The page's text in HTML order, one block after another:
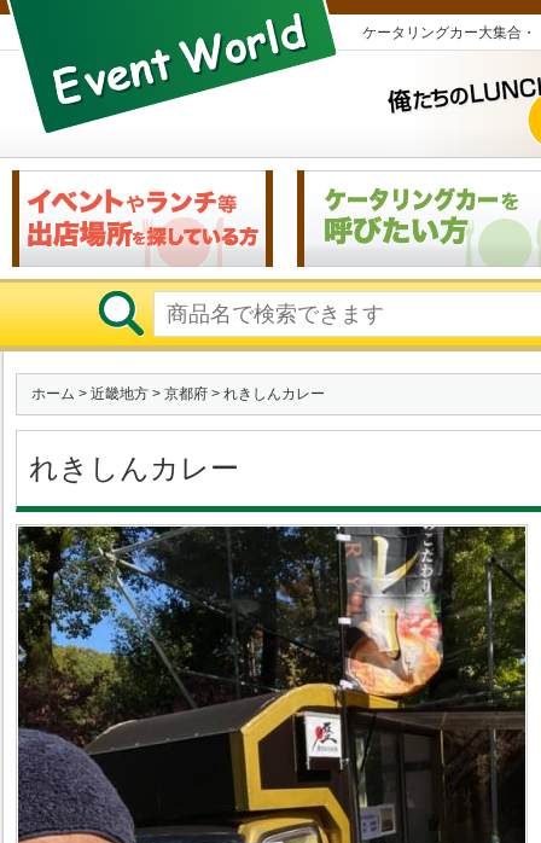
ケータリングカー大集合
ホーム > 近畿地方 > 京都府 > れきしんカレー
れきしんカレー